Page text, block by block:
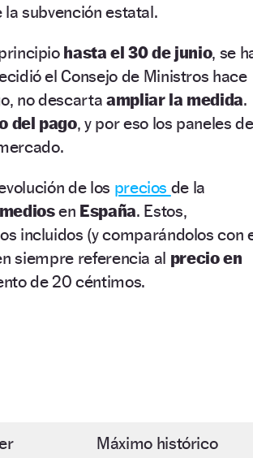
subvención estatal.
hasta el 30 de junio, se
el Consejo de Ministros hace
no descartaampliar la medida.
del pago, y por eso los paneles de
de los precios de la
en España. Estos,
incluidos (y comparándolos con
siempre referencia al precio en
de 20 céntimos.
Máximo histórico